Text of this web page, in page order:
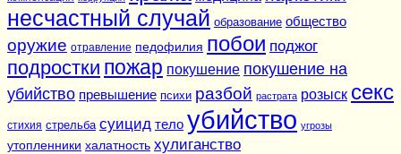
несчастный случай образование общество
оружие отравление педофилия побои поджог
подростки пожар покушение покушение на
убийство превышение психи разбой растрата розыск секс
стихия стрельба суицид тело убийство угрозы
утопленники халатность хулиганство